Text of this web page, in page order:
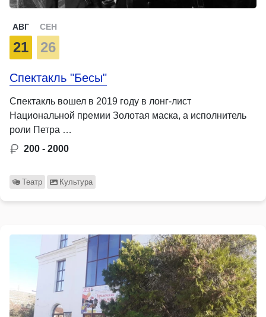
АВГ
21
СЕН
26
Спектакль "Бесы"
Спектакль вошел в 2019 году в лонг-лист
Национальной премии Золотая маска, а исполнитель
роли Петра …
200 - 2000
Театр Культура